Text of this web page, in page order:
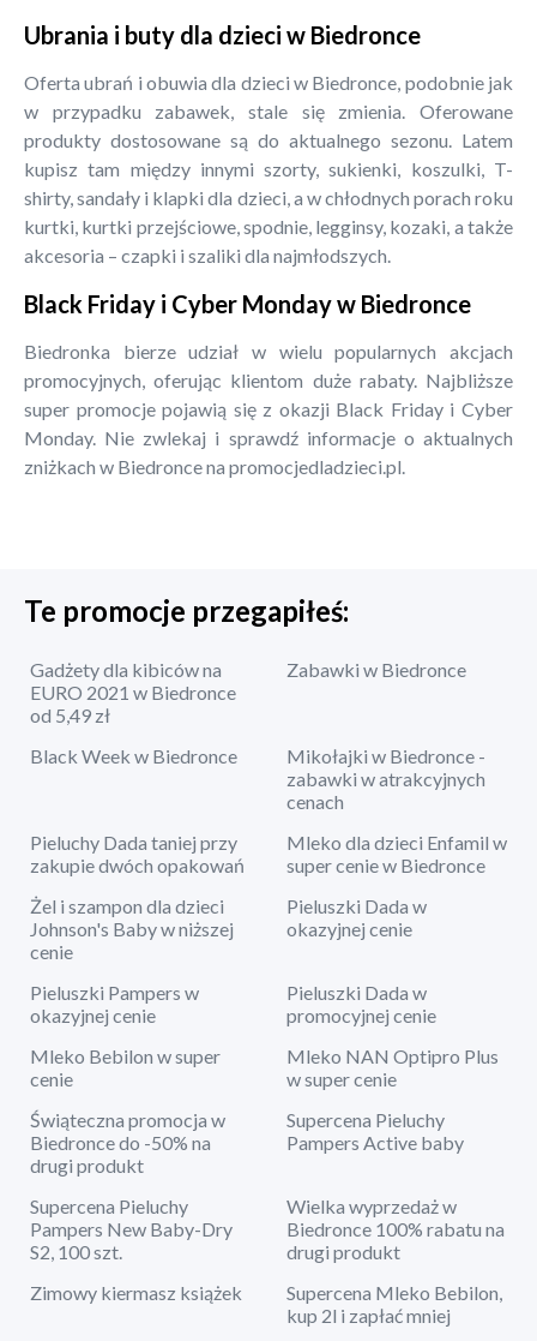
Ubrania i buty dla dzieci w Biedronce
Oferta ubrań i obuwia dla dzieci w Biedronce, podobnie jak
w przypadku zabawek, stale się zmienia. Oferowane
produkty dostosowane są do aktualnego sezonu. Latem
kupisz tam między innymi szorty, sukienki, koszulki, T-
shirty, sandały i klapki dla dzieci, a w chłodnych porach roku
kurtki, kurtki przejściowe, spodnie, legginsy, kozaki, a także
akcesoria – czapki i szaliki dla najmłodszych.
Black Friday i Cyber Monday w Biedronce
Biedronka bierze udział w wielu popularnych akcjach
promocyjnych, oferując klientom duże rabaty. Najbliższe
super promocje pojawią się z okazji Black Friday i Cyber
Monday. Nie zwlekaj i sprawdź informacje o aktualnych
zniżkach w Biedronce na promocjedladzieci.pl.
Te promocje przegapiłeś:
Gadżety dla kibiców na
EURO 2021 w Biedronce
od 5,49 zł
Zabawki w Biedronce
Black Week w Biedronce
Mikołajki w Biedronce -
zabawki w atrakcyjnych
cenach
Pieluchy Dada taniej przy
zakupie dwóch opakowań
Mleko dla dzieci Enfamil w
super cenie w Biedronce
Żel i szampon dla dzieci
Johnson's Baby w niższej
cenie
Pieluszki Dada w
okazyjnej cenie
Pieluszki Pampers w
okazyjnej cenie
Pieluszki Dada w
promocyjnej cenie
Mleko Bebilon w super
cenie
Mleko NAN Optipro Plus
w super cenie
Świąteczna promocja w
Biedronce do -50% na
drugi produkt
Supercena Pieluchy
Pampers Active baby
Supercena Pieluchy
Pampers New Baby-Dry
S2, 100 szt.
Wielka wyprzedaż w
Biedronce 100% rabatu na
drugi produkt
Zimowy kiermasz książek
Supercena Mleko Bebilon,
kup 2l i zapłać mniej